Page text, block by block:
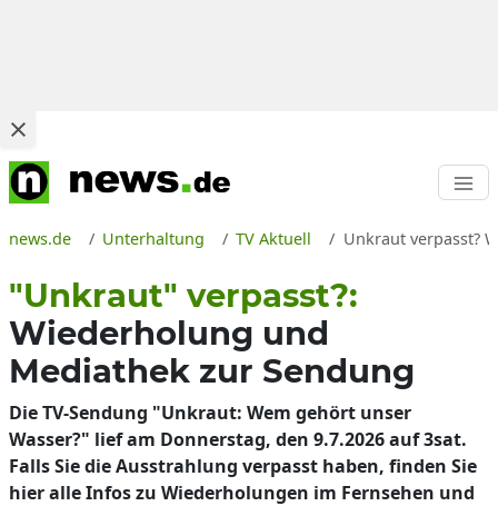
news.de Unterhaltung TV Aktuell Unkraut verpasst?
"Unkraut" verpasst?:
Wiederholung und
Mediathek zur Sendung
Die TV-Sendung "Unkraut: Wem gehört unser
Wasser?" lief am Donnerstag, den 9.7.2026 auf 3sat.
Falls Sie die Ausstrahlung verpasst haben, finden Sie
hier alle Infos zu Wiederholungen im Fernsehen und